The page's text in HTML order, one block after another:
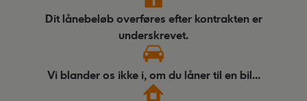
Dit lånebeløb overføres efter kontrakten er
underskrevet.
Vi blander os ikke i, om du låner til en bil...